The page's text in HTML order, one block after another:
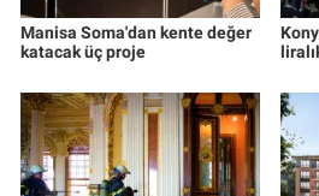
Manisa Soma'dan kente değer
katacak üç proje